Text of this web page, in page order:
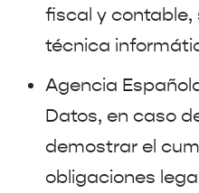
fiscal y contable,
técnica
Agencia
Datos, en caso
demostrar el
obligaciones